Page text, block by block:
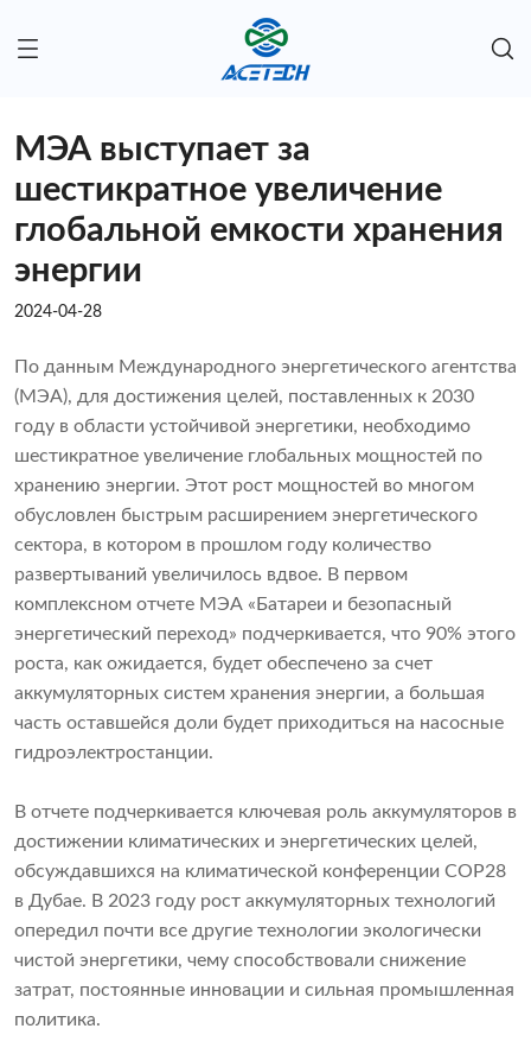
МЭА выступает за
шестикратное увеличение
глобальной емкости хранения
энергии
2024-04-28
По данным Международного энергетического агентства
(МЭА), для достижения целей, поставленных к 2030
году в области устойчивой энергетики, необходимо
шестикратное увеличение глобальных мощностей по
хранению энергии. Этот рост мощностей во многом
обусловлен быстрым расширением энергетического
сектора, в котором в прошлом году количество
развертываний увеличилось вдвое. В первом
комплексном отчете МЭА «Батареи и безопасный
энергетический переход» подчеркивается, что 90% этого
роста, как ожидается, будет обеспечено за счет
аккумуляторных систем хранения энергии, а большая
часть оставшейся доли будет приходиться на насосные
гидроэлектростанции.
В отчете подчеркивается ключевая роль аккумуляторов в
достижении климатических и энергетических целей,
обсуждавшихся на климатической конференции COP28
в Дубае. В 2023 году рост аккумуляторных технологий
опередил почти все другие технологии экологически
чистой энергетики, чему способствовали снижение
затрат, постоянные инновации и сильная промышленная
политика.